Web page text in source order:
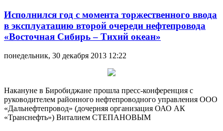
Исполнился год с момента торжественного ввода
в эксплуатацию второй очереди нефтепровода
«Восточная Сибирь – Тихий океан»
понедельник, 30 декабря 2013 12:22
Накануне в Биробиджане прошла пресс-конференция с
руководителем районного нефтепроводного управления ООО
«Дальнефтепровод» (дочерняя организация ОАО АК
«Транснефть») Виталием СТЕПАНОВЫМ